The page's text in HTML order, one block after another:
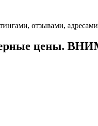
отзывами,
цены.